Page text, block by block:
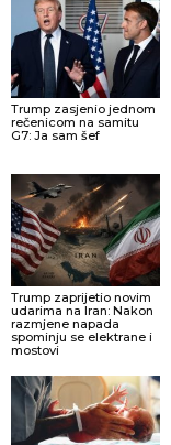
Trump zasjenio jednom
rečenicom na samitu
G7: Ja sam šef
Trump zaprijetio novim
udarima na Iran: Nakon
razmjene napada
spominju se elektrane i
mostovi